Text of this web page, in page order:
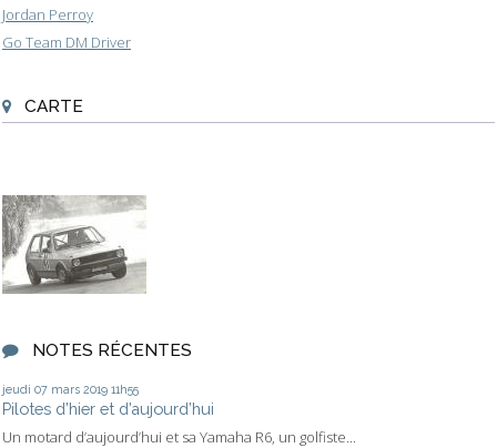
Jordan Perroy
Go Team DM Driver
CARTE
NOTES RÉCENTES
jeudi 07 mars 2019 11h55
Pilotes d’hier et d’aujourd’hui
Un motard d’aujourd’hui et sa Yamaha R6, un golfiste...